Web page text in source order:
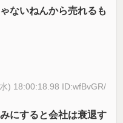
ないねんから売れるも
) 18:00:18.98 ID:wfBvGR/
にすると会社は衰退す